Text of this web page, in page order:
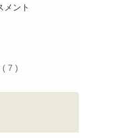
メント
( 7 )